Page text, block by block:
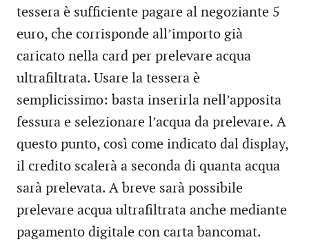
tessera è sufficiente pagare al negoziante 5
euro, che corrisponde all’importo già
caricato nella card per prelevare acqua
ultrafiltrata. Usare la tessera è
semplicissimo: basta inserirla nell’apposita
fessura e selezionare l’acqua da prelevare. A
questo punto, così come indicato dal display,
il credito scalerà a seconda di quanta acqua
sarà prelevata. A breve sarà possibile
prelevare acqua ultrafiltrata anche mediante
pagamento digitale con carta bancomat.